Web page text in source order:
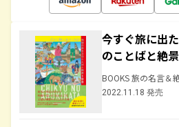
今すぐ旅に出
のことばと絶
BOOKS 旅の名言＆
2022.11.18 発売